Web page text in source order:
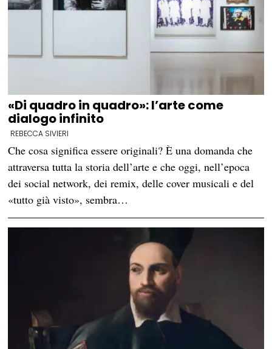
«Di quadro in quadro»: l’arte come
dialogo infinito
REBECCA SIVIERI
Che cosa significa essere originali? È una domanda che
attraversa tutta la storia dell’arte e che oggi, nell’epoca
dei social network, dei remix, delle cover musicali e del
«tutto già visto», sembra…